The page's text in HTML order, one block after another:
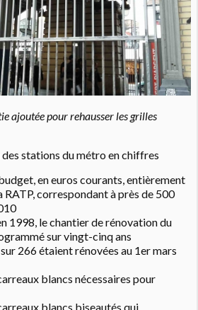
ajoutée pour rehausser les grilles
stations du métro en chiffres
en euros courants, entièrement
RATP, correspondant à près de 500
1998, le chantier de rénovation du
sur vingt-cinq ans
266 étaient rénovées au 1er mars
blancs nécessaires pour
blancs biseautés qui